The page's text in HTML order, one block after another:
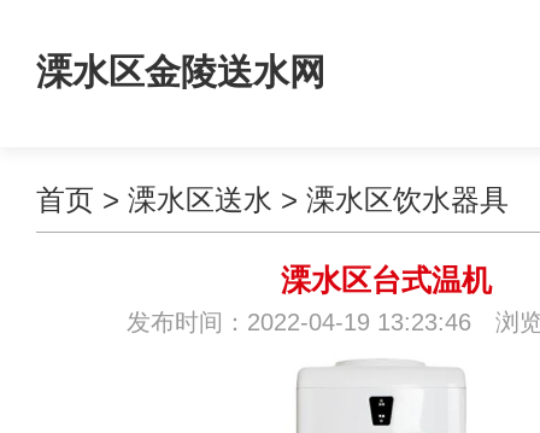
溧水区金陵送水网
首页 > 溧水区送水 > 溧水区饮水器具
溧水区台式温机
发布时间：2022-04-19 13:23:46 浏